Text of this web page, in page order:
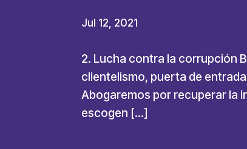
Jul 12, 2021
2. Lucha contra la corrupción
clientelismo, puerta de
Abogaremos por recuperar la
escogen […]